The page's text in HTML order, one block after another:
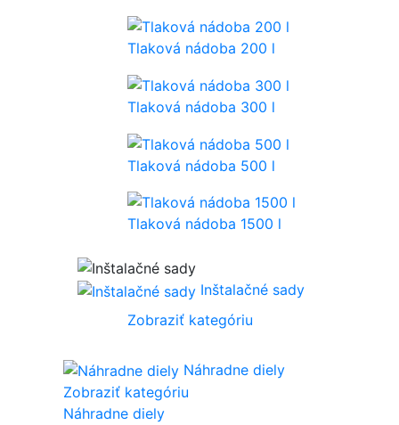
Tlaková nádoba 200 l
Tlaková nádoba 300 l
Tlaková nádoba 500 l
Tlaková nádoba 1500 l
Inštalačné sady
Zobraziť kategóriu
Náhradne diely
Zobraziť kategóriu
Náhradne diely